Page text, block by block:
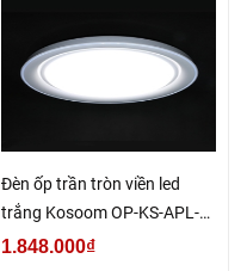
Đèn ốp trần tròn viền led
trắng Kosoom OP-KS-APL-
22/45-T-ĐM
1.848.000₫